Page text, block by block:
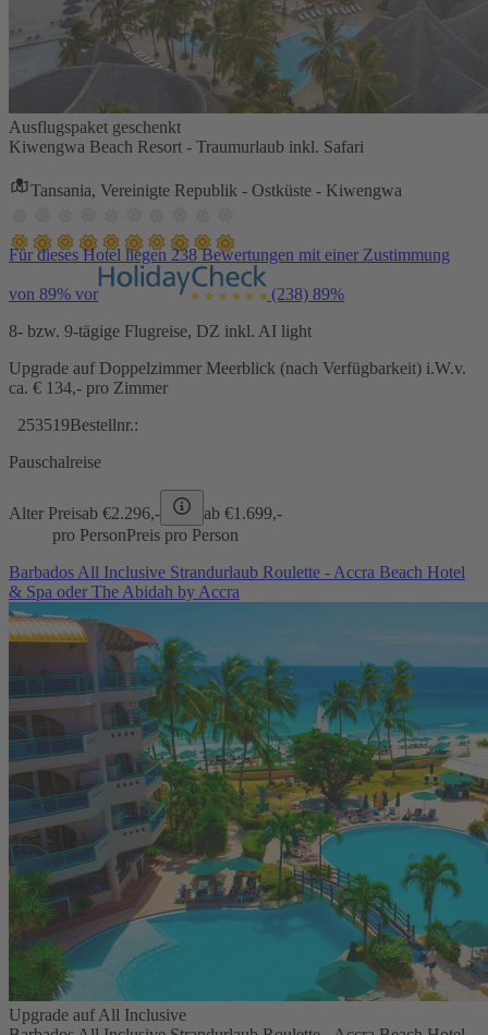
Ausflugspaket geschenkt
Kiwengwa Beach Resort - Traumurlaub inkl. Safari
Tansania, Vereinigte Republik - Ostküste - Kiwengwa
Für dieses Hotel liegen 238 Bewertungen mit einer Zustimmung
von 89% vor (238) 89%
8- bzw. 9-tägige Flugreise, DZ inkl. AI light
Upgrade auf Doppelzimmer Meerblick (nach Verfügbarkeit) i.W.v.
ca. € 134,- pro Zimmer
253519Bestellnr.:
Pauschalreise
Alter Preisab €2.296,- ab €1.699,-
pro PersonPreis pro Person
Barbados All Inclusive Strandurlaub Roulette - Accra Beach Hotel
& Spa oder The Abidah by Accra
Upgrade auf All Inclusive